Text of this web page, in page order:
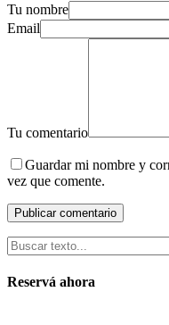
Tu nombre
Email
Tu comentario
Guardar mi nombre y
vez que comente.
Reservá ahora